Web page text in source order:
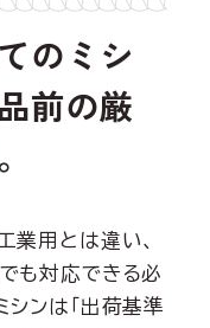
のミシ
前の厳
業用とは違い、
も対応できる必
シンは「出荷基準